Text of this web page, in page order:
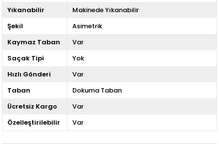
Yıkanabilir
Makinede Yıkanabilir
Şekil
Asimetrik
Kaymaz Taban
Var
Saçak Tipi
Yok
Hızlı Gönderi
Var
Taban
Dokuma Taban
Ücretsiz Kargo
Var
Özelleştirilebilir
Var